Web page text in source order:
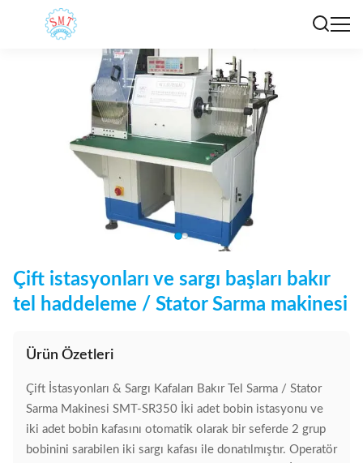
Çift istasyonları ve sargı başları bakır
tel haddeleme / Stator Sarma makinesi
Ürün Özetleri
Çift İstasyonları & Sargı Kafaları Bakır Tel Sarma / Stator
Sarma Makinesi SMT-SR350 İki adet bobin istasyonu ve
iki adet bobin kafasını otomatik olarak bir seferde 2 grup
bobinini sarabilen iki sargı kafası ile donatılmıştır. Operatör